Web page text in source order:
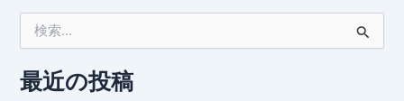
象
:最近の投稿